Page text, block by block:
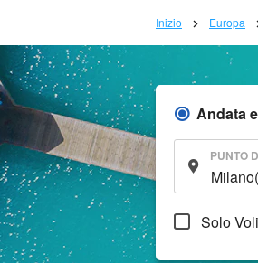
Inizio Europa
Andata
PUNTO
Solo